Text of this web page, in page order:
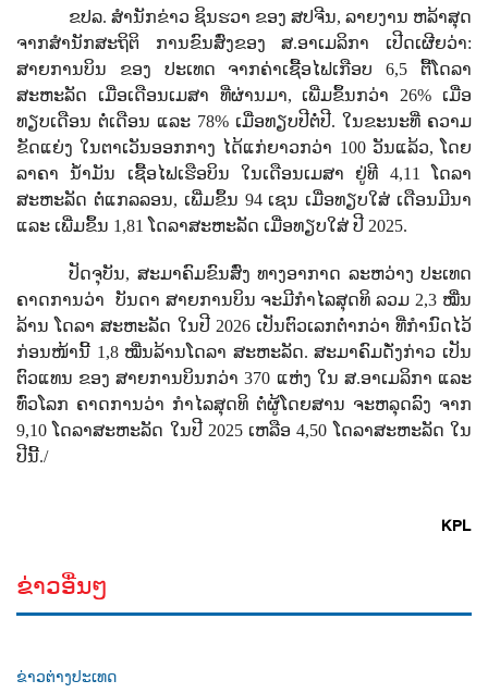
ຂປລ. ສຳນັກຂ່າວ ຊິນຮວາ ຂອງ ສປຈີນ, ລາຍງານ ຫລ້າສຸດ
ຈາກສຳນັກສະຖິຕິ ການຂົນສົ່ງຂອງ ສ.ອາເມລິກາ ເປີດເຜີຍວ່າ:
ສາຍການບິນ ຂອງ ປະເທດ ຈາກຄ່າເຊື້ອໄຟເກືອບ 6,5 ຕື້ໂດລາ
ສະຫະລັດ ເມື່ອເດືອນເມສາ ທີ່ຜ່ານມາ,​ ເພີ່ມຂຶ້ນກວ່າ 26% ເມື່ອ
ທຽບເດືອນ ຕໍ່ເດືອນ ແລະ 78% ເມື່ອທຽບປີຕໍ່ປີ. ໃນຂະນະທີ່ ຄວາມ
ຂັດແຍ່ງ ໃນຕາເວັນອອກກາງ ໄດ້ແກ່ຍາວກວ່າ 100 ວັນແລ້ວ, ໂດຍ
ລາຄາ ນໍ້າມັນ ເຊື້ອໄຟເຮືອບິນ ໃນເດືອນເມສາ ຢູ່ທີ 4,11 ໂດລາ
ສະຫະລັດ ຕໍ່ແກລລອນ,​ ເພີ່ມຂຶ້ນ 94 ເຊນ ເມື່ອທຽບໃສ່ ເດືອນມີນາ
ແລະ ເພີ່ມຂຶ້ນ 1,81 ໂດລາສະຫະລັດ ເມື່ອທຽບໃສ່ ປີ 2025.
ປັດຈຸບັນ, ສະມາຄົມຂົນສົ່ງ ທາງອາກາດ ລະຫວ່າງ ປະເທດ
ຄາດການວ່າ
ບັນດາ ສາຍການບິນ ຈະມີກຳໄລສຸດທິ ລວມ 2,3 ໝື່ນ
ລ້ານ ໂດລາ ສະຫະລັດ ໃນປີ 2026 ເປັນຕົວເລກຕໍ່າກວ່າ ທີ່ກຳນົດໄວ້
ກ່ອນໜ້ານີ້ 1,8 ໝື່ນລ້ານໂດລາ ສະຫະລັດ. ສະມາຄົມດັ່ງກ່າວ ເປັນ
ຕົວແທນ ຂອງ ສາຍການບິນກວ່າ 370 ແຫ່ງ ໃນ ສ.ອາເມລິກາ ແລະ
ທົ່ວໂລກ ຄາດການວ່າ ກຳໄລສຸດທິ ຕໍ່ຜູ້ໂດຍສານ ຈະຫລຸດລົງ ຈາກ
9,10 ໂດລາສະຫະລັດ ໃນປີ 2025 ເຫລືອ 4,50 ໂດລາສະຫະລັດ ໃນ
ປີນີ້./
KPL
ຂ່າວອື່ນໆ
ຂ່າວຕ່າງປະເທດ